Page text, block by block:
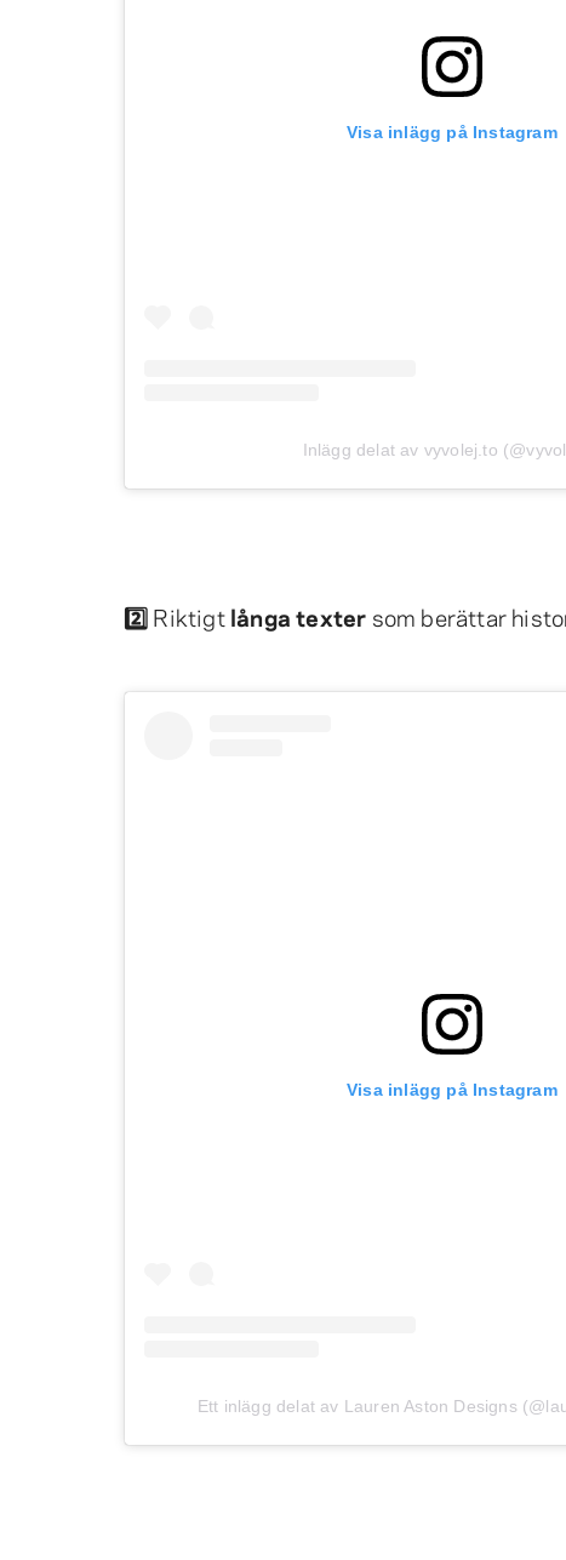
Visa inlägg på Instagram
Inlägg delat av vyvolej.to
2️⃣Riktigtlånga texter som berättar
Visa inlägg på Instagram
Ett inlägg delat av Lauren Aston Designs